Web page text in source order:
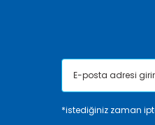
*istediğiniz zaman